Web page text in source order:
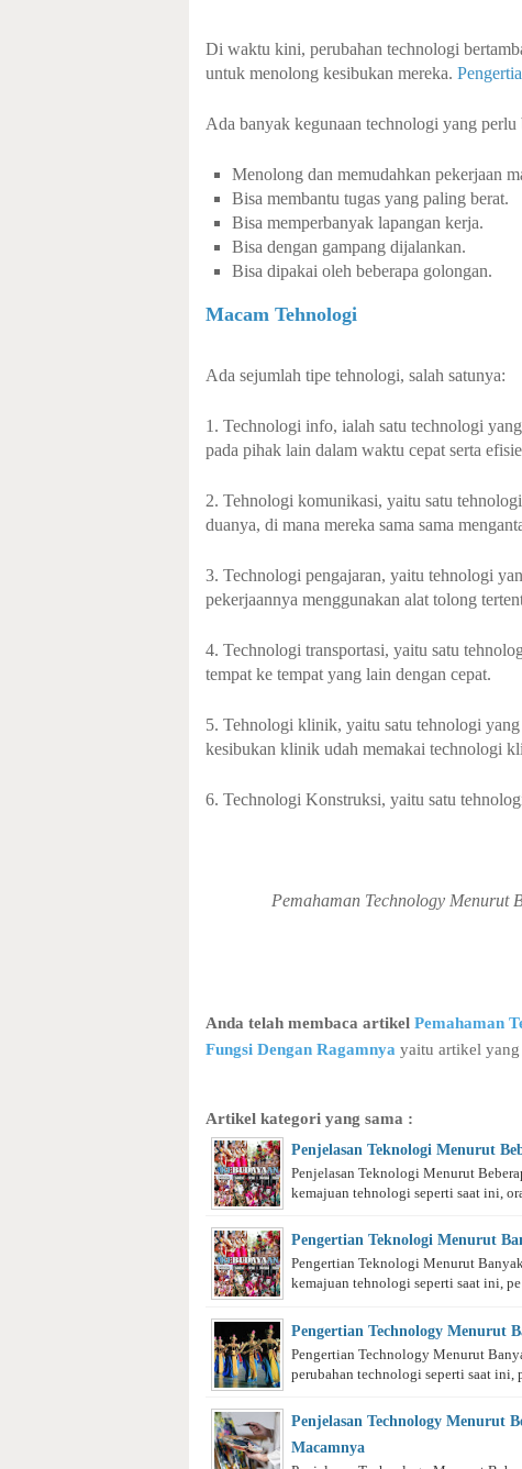
Di waktu kini, perubahan technologi
untuk menolong kesibukan mereka.
Ada banyak kegunaan technologi yang perlu
Menolong dan memudahkan pekerjaan
Bisa membantu tugas yang paling berat.
Bisa memperbanyak lapangan kerja.
Bisa dengan gampang dijalankan.
Bisa dipakai oleh beberapa golongan.
Macam Tehnologi
Ada sejumlah tipe tehnologi, salah satunya:
1. Technologi info, ialah satu technologi
pada pihak lain dalam waktu cepat serta
2. Tehnologi komunikasi, yaitu satu
duanya, di mana mereka sama sama
3. Technologi pengajaran, yaitu tehnologi
pekerjaannya menggunakan alat tolong
4. Technologi transportasi, yaitu satu
tempat ke tempat yang lain dengan cepat.
5. Tehnologi klinik, yaitu satu tehnologi
kesibukan klinik udah memakai technologi
6. Technologi Konstruksi, yaitu satu
Pemahaman Technology Menurut
Anda telah membaca artikel Pemahaman
Fungsi Dengan Ragamnya yaitu artikel
Artikel kategori yang sama :
Penjelasan Teknologi Menurut
Penjelasan Teknologi Menurut
kemajuan tehnologi seperti saat ini, ora
Pengertian Teknologi Menurut
Pengertian Teknologi Menurut
kemajuan tehnologi seperti saat ini, pe
Pengertian Technology Menurut
Pengertian Technology Menurut
perubahan technologi seperti saat ini, p
Penjelasan Technology Menurut
Macamnya